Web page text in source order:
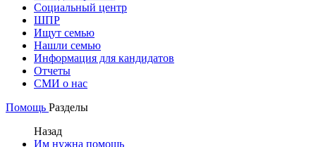
Социальный центр
ШПР
Ищут семью
Нашли семью
Информация для кандидатов
Отчеты
СМИ о нас
Помощь Разделы
Назад
Им нужна помощь